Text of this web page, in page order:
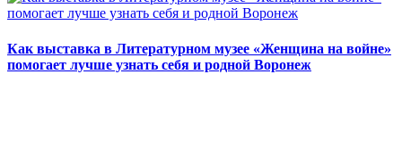
Как выставка в Литературном музее «Женщина на войне»
помогает лучше узнать себя и родной Воронеж